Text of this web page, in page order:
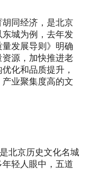
同经济，是北京
城为例，去年发
发展导则》明确
源，加快推进老
化和品质提升，
业聚集度高的文
北京历史文化名城
轻人眼中，五道